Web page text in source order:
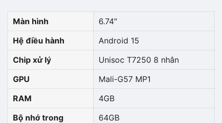
Màn hình
6.74″
Hệ điều hành
Android 15
Chip xử lý
Unisoc T7250 8 nhân
GPU
Mali-G57 MP1
RAM
4GB
Bộ nhớ trong
64GB